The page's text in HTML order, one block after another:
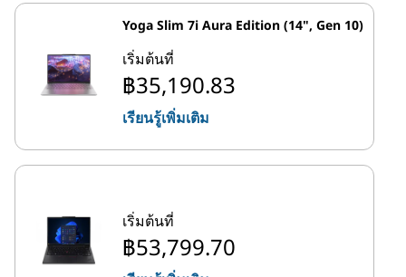
Yoga Slim 7i Aura Edition (14", Gen 10)
เริ่มต้นที่
฿35,190.83
เรียนรู้เพิ่มเติม
เริ่มต้นที่
฿53,799.70